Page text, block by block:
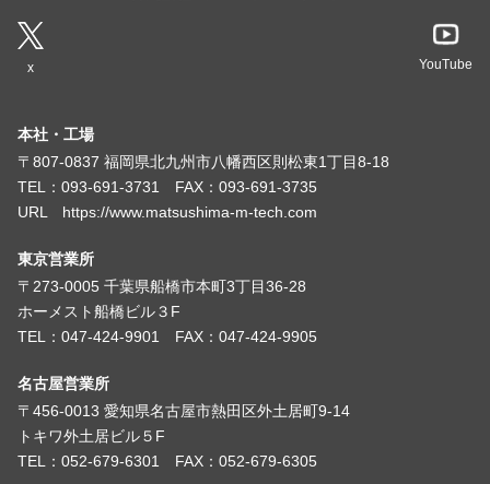
x YouTube
本社・工場
〒807-0837 福岡県北九州市八幡西区則松東1丁目8-18
TEL：093-691-3731 FAX：093-691-3735
URL https://www.matsushima-m-tech.com
東京営業所
〒273-0005 千葉県船橋市本町3丁目36-28
ホーメスト船橋ビル３F
TEL：047-424-9901 FAX：047-424-9905
名古屋営業所
〒456-0013 愛知県名古屋市熱田区外土居町9-14
トキワ外土居ビル５F
TEL：052-679-6301 FAX：052-679-6305